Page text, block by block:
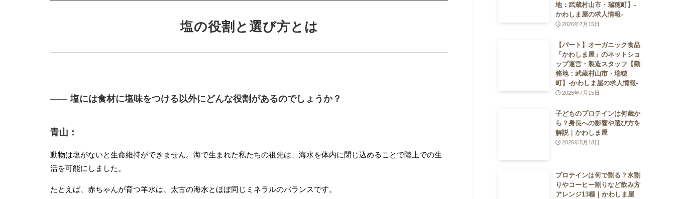
塩の役割と選び方とは
―― 塩には食材に塩味をつける以外にどんな役割があるのでしょうか？
青山：
動物は塩がないと生命維持ができません。海で生まれた私たちの祖先は、海水を体内に閉じ込めることで陸上での生
活を可能にしました。
たとえば、赤ちゃんが育つ羊水は、太古の海水とほぼ同じミネラルのバランスです。
地：武蔵村山市・瑞穂町】-
かわしま屋の求人情報-
2026年7月15日
【パート】オーガニック食品
「かわしま屋」のネットショ
ップ運営・製造スタッフ【勤
務地：武蔵村山市・瑞穂
町】-かわしま屋の求人情報-
2026年7月15日
子どものプロテインは何歳か
ら？身長への影響や選び方を
解説｜かわしま屋
2026年5月18日
プロテインは何で割る？水割
りやコーヒー割りなど飲み方
アレンジ13種｜かわしま屋